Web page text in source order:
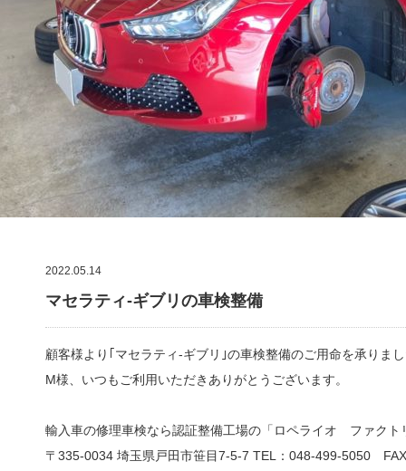
2022.05.14
マセラティ-ギブリの車検整備
顧客様より｢マセラティ-ギブリ｣の車検整備のご用命を承りま
M様、いつもご利用いただきありがとうございます。
輸入車の修理車検なら認証整備工場の「ロペライオ ファクト
〒335-0034 埼玉県戸田市笹目7-5-7 TEL：048-499-5050